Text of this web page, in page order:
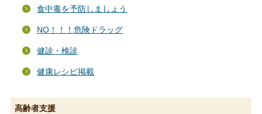
食中毒を予防しましょう
NO！！！危険ドラッグ
健診・検診
健康レシピ掲載
高齢者支援